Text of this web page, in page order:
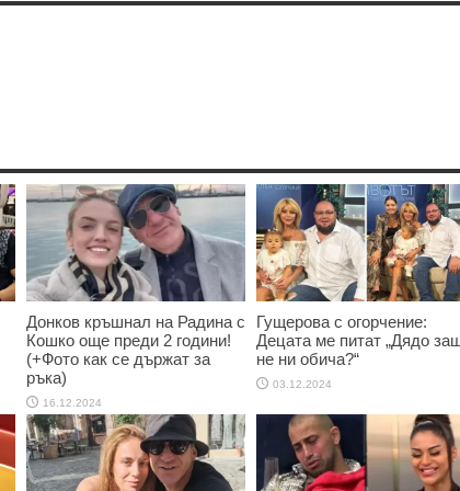
Донков кръшнал на Радина с
Кошко още преди 2 години!
(+Фото как се държат за
ръка)
16.12.2024
Гущерова с огорчение:
Децата ме питат „Дядо
не ни обича?“
03.12.2024